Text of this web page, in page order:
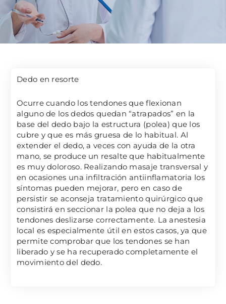
Dedo en resorte
Ocurre cuando los tendones que flexionan
alguno de los dedos quedan “atrapados” en la
base del dedo bajo la estructura (polea) que los
cubre y que es más gruesa de lo habitual. Al
extender el dedo, a veces con ayuda de la otra
mano, se produce un resalte que habitualmente
es muy doloroso. Realizando masaje transversal y
en ocasiones una infiltración antiinflamatoria los
síntomas pueden mejorar, pero en caso de
persistir se aconseja tratamiento quirúrgico que
consistirá en seccionar la polea que no deja a los
tendones deslizarse correctamente. La anestesia
local es especialmente útil en estos casos, ya que
permite comprobar que los tendones se han
liberado y se ha recuperado completamente el
movimiento del dedo.